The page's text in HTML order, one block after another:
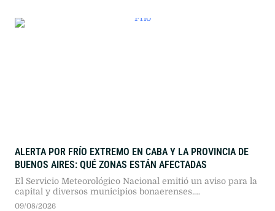
ALERTA POR FRÍO EXTREMO EN CABA Y LA PROVINCIA DE
BUENOS AIRES: QUÉ ZONAS ESTÁN AFECTADAS
El Servicio Meteorológico Nacional emitió un aviso para la
capital y diversos municipios bonaerenses.
Recomendaciones oficiales y cuidados clave ante las bajas
09/08/2026